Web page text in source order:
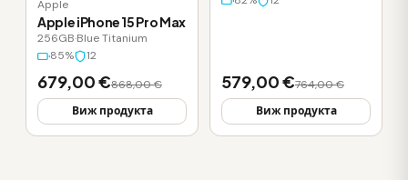
Apple
Apple iPhone 15 Pro Max
256GB·Blue Titanium
85%
12
679,00 €868,00 €
Виж продукта
579,00 €764,00 €
Виж продукта